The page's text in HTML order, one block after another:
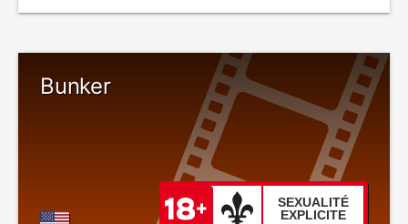
Bunker
SEXUALITÉ
EXPLICITE